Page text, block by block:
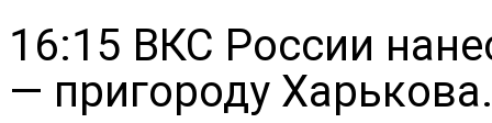
16:15 ВКС России
— пригороду